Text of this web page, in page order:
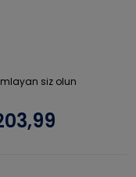
siz olun